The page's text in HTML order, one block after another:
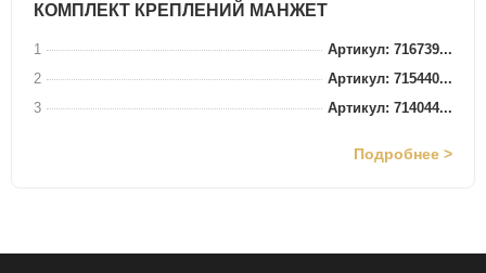
КОМПЛЕКТ КРЕПЛЕНИЙ МАНЖЕТ
1
Артикул: 716739...
2
Артикул: 715440...
3
Артикул: 714044...
Подробнее >